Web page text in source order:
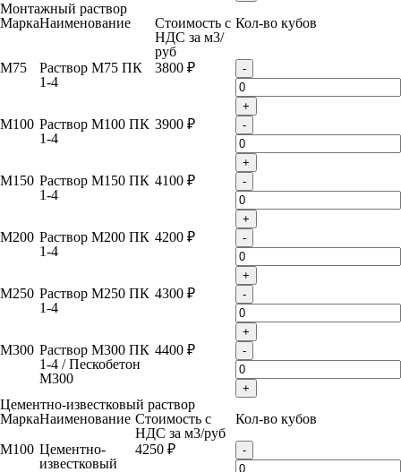
Монтажный раствор
МаркаНаименование
Стоимость с
НДС за м3/
руб
Кол-во кубов
М75
Раствор М75 ПК
1-4
3800 ₽ -
+
М100 Раствор М100 ПК
1-4
3900 ₽ -
+
М150 Раствор М150 ПК
1-4
4100 ₽ -
+
М200 Раствор М200 ПК
1-4
4200 ₽ -
+
М250 Раствор М250 ПК
1-4
4300 ₽ -
+
М300 Раствор М300 ПК
1-4 / Пескобетон
М300
4400 ₽ -
+
Цементно-известковый раствор
МаркаНаименование Стоимость с
НДС за м3/руб
Кол-во кубов
М100 Цементно-
известковый
4250 ₽ -